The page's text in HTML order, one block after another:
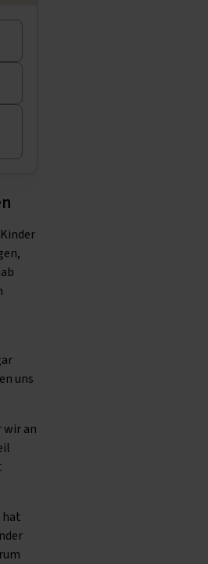
uns
wir an
hat